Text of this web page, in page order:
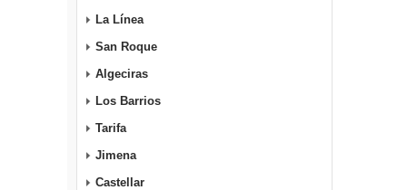
La Línea
San Roque
Algeciras
Los Barrios
Tarifa
Jimena
Castellar